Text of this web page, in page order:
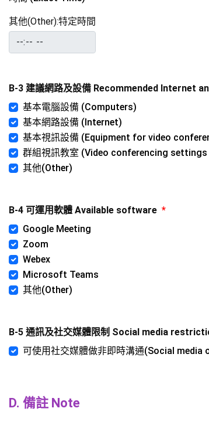
其他(Other):特定時間
B-3 建議網路及設備 Recommended Internet
基本電腦設備 (Computers)
基本網路設備 (Internet)
基本視訊設備 (Equipment for video
群組視訊教室 (Video conferencing
其他(Other)
B-4 可運用軟體 Available software *
Google Meeting
Zoom
Webex
Microsoft Teams
其他(Other)
B-5 通訊及社交媒體限制 Social media
可使用社交媒體做非即時溝通(Social
D. 備註 Note